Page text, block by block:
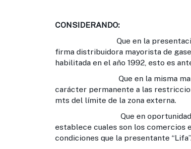
CONSIDERANDO:
Que en la presentación, el
firma distribuidora mayorista de
habilitada en el año 1992, esto es
Que en la misma manifiesta
carácter permanente a las
mts del límite de la zona externa.
Que en oportunidad de
establece cuales son los comercios
condiciones que la presentante